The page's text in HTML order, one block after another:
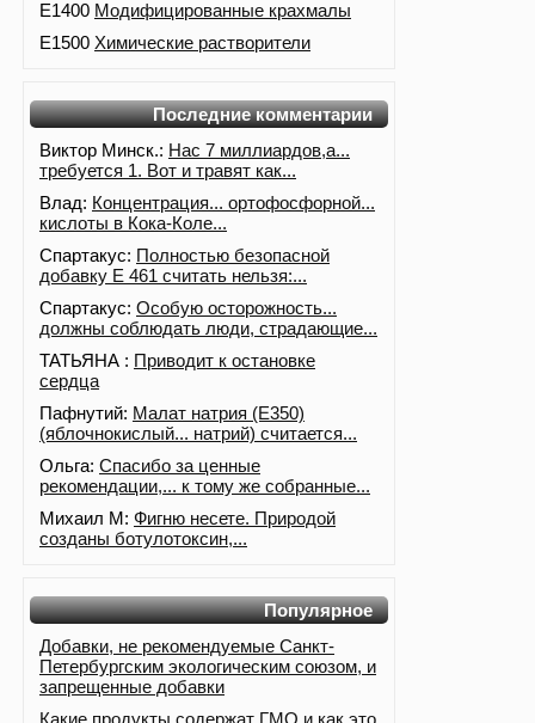
E1400 Модифицированные крахмалы
E1500 Химические растворители
Последние комментарии
Виктор Минск.: Нас 7 миллиардов,а...
требуется 1. Вот и травят как...
Влад: Концентрация... ортофосфорной...
кислоты в Кока-Коле...
Спартакус: Полностью безопасной
добавку Е 461 считать нельзя:...
Спартакус: Особую осторожность...
должны соблюдать люди, страдающие...
ТАТЬЯНА : Приводит к остановке
сердца
Пафнутий: Малат натрия (E350)
(яблочнокислый... натрий) считается...
Ольга: Спасибо за ценные
рекомендации,... к тому же собранные...
Михаил М: Фигню несете. Природой
созданы ботулотоксин,...
Популярное
Добавки, не рекомендуемые Санкт-
Петербургским экологическим союзом, и
запрещенные добавки
Какие продукты содержат ГМО и как это